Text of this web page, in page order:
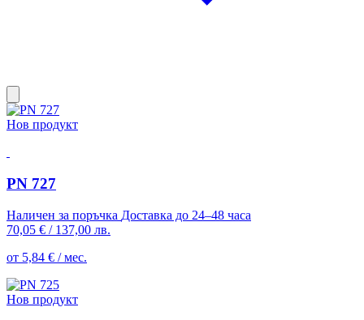
Нов продукт
PN 727
Наличен за поръчка Доставка до 24–48 часа
70,05 € / 137,00 лв.
от 5,84 € / мес.
Нов продукт